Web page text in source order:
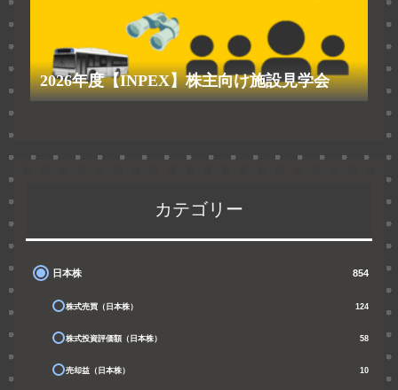
2026年度【INPEX】株主向け施設見学会
カテゴリー
日本株 854
株式売買（日本株） 124
株式投資評価額（日本株） 58
売却益（日本株） 10